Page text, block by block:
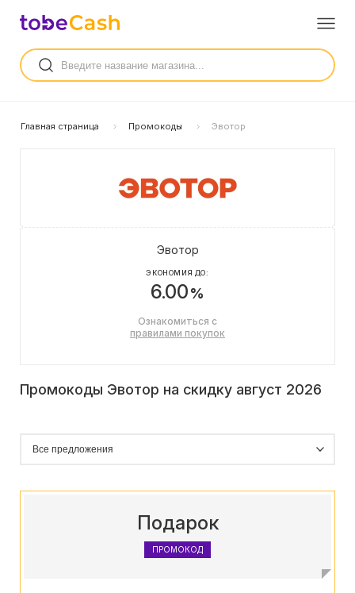
Главная страница Промокоды Эвотор
Эвотор
ЭКОНОМИЯ ДО:
6.00%
Ознакомиться с
правилами покупок
Промокоды Эвотор на скидку август 2026
Подарок
ПРОМОКОД